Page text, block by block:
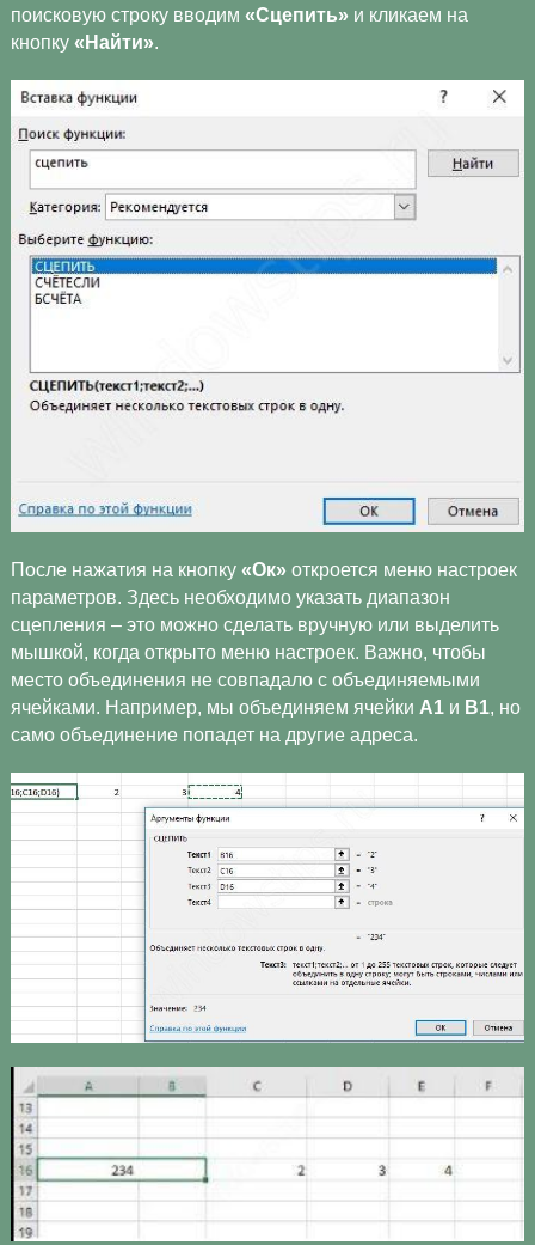
поисковую строку вводим «Сцепить» и кликаем на
кнопку «Найти».
После нажатия на кнопку «Ок» откроется меню настроек
параметров. Здесь необходимо указать диапазон
сцепления – это можно сделать вручную или выделить
мышкой, когда открыто меню настроек. Важно, чтобы
место объединения не совпадало с объединяемыми
ячейками. Например, мы объединяем ячейки А1и B1, но
само объединение попадет на другие адреса.